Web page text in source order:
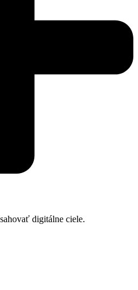
digitálne ciele.